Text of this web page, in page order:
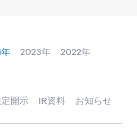
2023年 2022年
開示 IR資料 お知らせ